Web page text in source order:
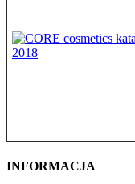
INFORMACJA